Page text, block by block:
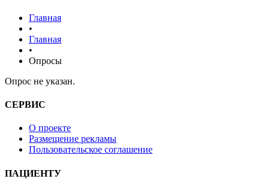
Главная
•
Главная
•
Опросы
Опрос не указан.
СЕРВИС
О проекте
Размещение рекламы
Пользовательское соглашение
ПАЦИЕНТУ